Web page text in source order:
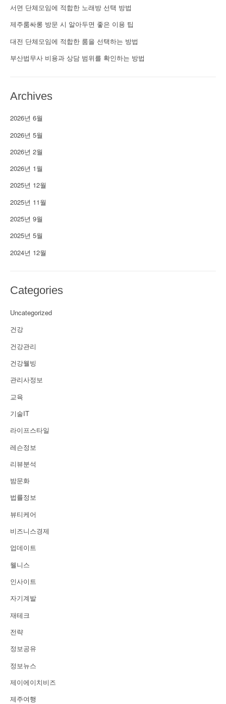
서면 단체모임에 적합한 노래방 선택 방법
제주룸싸롱 방문 시 알아두면 좋은 이용 팁
대전 단체모임에 적합한 룸을 선택하는 방법
부산법무사 비용과 상담 범위를 확인하는 방법
Archives
2026년 6월
2026년 5월
2026년 2월
2026년 1월
2025년 12월
2025년 11월
2025년 9월
2025년 5월
2024년 12월
Categories
Uncategorized
건강
건강관리
건강웰빙
관리사정보
교육
기술IT
라이프스타일
레슨정보
리뷰분석
밤문화
법률정보
뷰티케어
비즈니스경제
업데이트
웰니스
인사이트
자기계발
재테크
전략
정보공유
정보뉴스
제이에이치비즈
제주여행